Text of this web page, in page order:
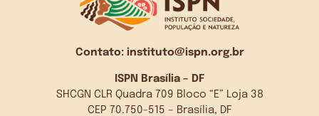
Contato: instituto@ispn.org.br
ISPN Brasília – DF
SHCGN CLR Quadra 709 Bloco “E” Loja 38
CEP 70.750-515 – Brasília, DF